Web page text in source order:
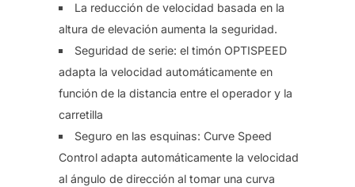
La reducción de velocidad basada en la
altura de elevación aumenta la seguridad.
Seguridad de serie: el timón OPTISPEED
adapta la velocidad automáticamente en
función de la distancia entre el operador y la
carretilla
Seguro en las esquinas: Curve Speed ​​
Control adapta automáticamente la velocidad
al ángulo de dirección al tomar una curva